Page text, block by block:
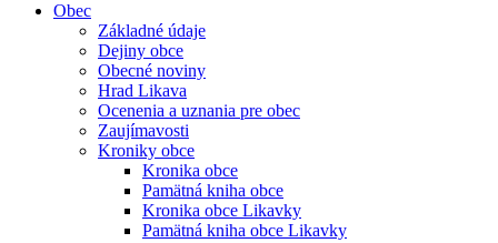
Obec
Základné údaje
Dejiny obce
Obecné noviny
Hrad Likava
Ocenenia a uznania pre obec
Zaujímavosti
Kroniky obce
Kronika obce
Pamätná kniha obce
Kronika obce Likavky
Pamätná kniha obce Likavky